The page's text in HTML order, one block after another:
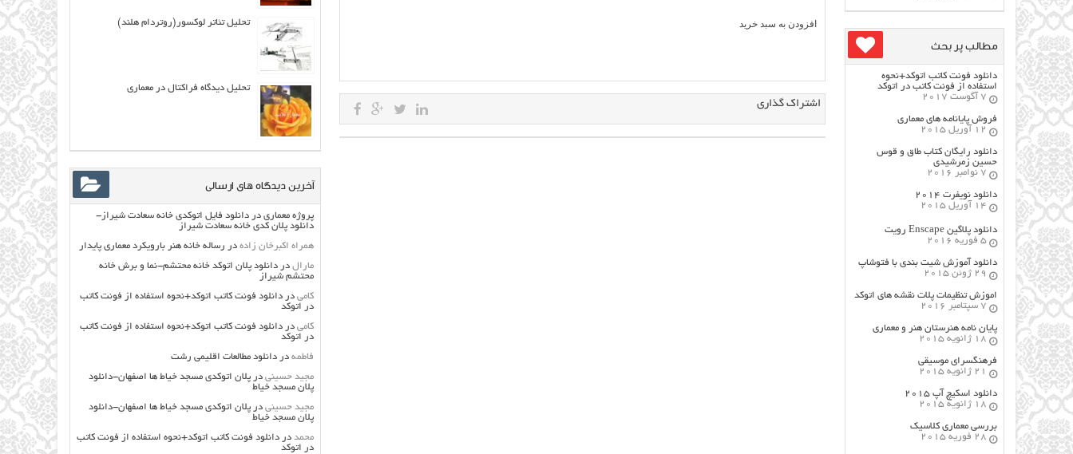
افزودن به سبد خرید
اشتراک گذاری
مطالب پر بحث
دانلود فونت کاتب اتوکد+نحوه
استفاده از فونت کاتب در اتوکد
7 آگوست 2017
فروش پایانامه های معماری
12 آوریل 2015
دانلود رایگان کتاب طاق و قوس
حسین زمرشیدی
7 نوامبر 2016
دانلود نویفرت ۲۰۱۴
14 آوریل 2015
دانلود پلاگین Enscape رویت
5 فوریه 2016
دانلود آموزش شیت بندی با فتوشاپ
29 ژوئن 2015
اموزش تنظیمات پلات نقشه های اتوکد
7 سپتامبر 2016
پایان نامه هنرستان هنر و معماري
18 ژانویه 2015
فرهنگسراي موسيقي
21 ژانویه 2015
دانلود اسکیچ آپ ۲۰۱۵
18 ژانویه 2015
بررسی معماری کلاسیک
28 فوریه 2015
تحلیل تئاتر لوکسور(روتردام هلند)
تحلیل دیدگاه فراكتال در معماری
آخرین دیدگاه های ارسالی
پروژه معماری دردانلود فایل اتوکدی خانه سعادت شیراز-
دانلود پلان کدی خانه سعادت شیراز
همراه اکبرخان زاده در رساله خانه هنر بارویکرد معماری پایدار
مارال دردانلود پلان اتوکد خانه محتشم-نما و برش خانه
محتشم شیراز
کامی دردانلود فونت کاتب اتوکد+نحوه استفاده از فونت کاتب
در اتوکد
کامی دردانلود فونت کاتب اتوکد+نحوه استفاده از فونت کاتب
در اتوکد
فاطمه دردانلود مطالعات اقليمي رشت
مجید حسینی درپلان اتوکدی مسجد خیاط ها اصفهان-دانلود
پلان مسجد خیاط
مجید حسینی درپلان اتوکدی مسجد خیاط ها اصفهان-دانلود
پلان مسجد خیاط
محمد دردانلود فونت کاتب اتوکد+نحوه استفاده از فونت کاتب
در اتوکد